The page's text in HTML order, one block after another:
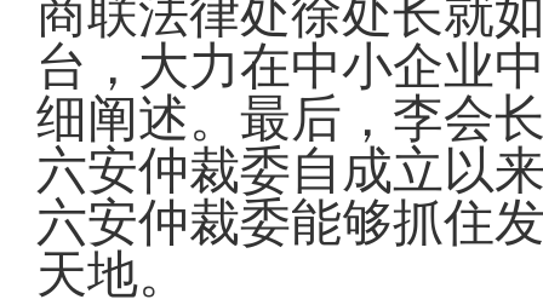
商联法律处徐处长就
台，大力在中小企业
细阐述。最后，李会
六安仲裁委自成立以
六安仲裁委能够抓住
天地。